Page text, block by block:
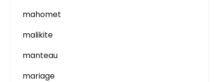
mahomet
malikite
manteau
mariage